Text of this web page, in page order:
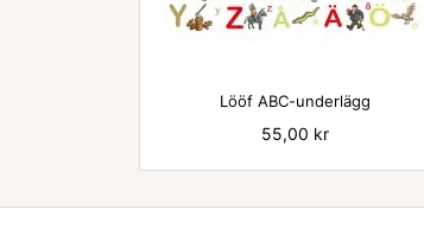

Lööf ABC-underlägg
Pris
55,00 kr